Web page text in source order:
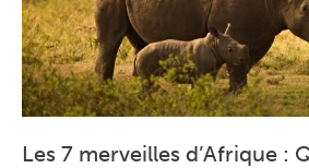
Les 7 merveilles d’Afrique :